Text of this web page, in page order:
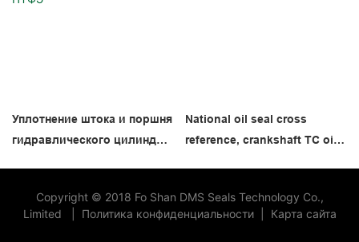
Уплотнение штока и поршня
гидравлического цилиндра
National oil seal cross
reference, crankshaft TC oil
Copyright © 2018 Fo Shan DMS Seals Technology Co.,
Limited
Политика конфиденциальности Карта сайта